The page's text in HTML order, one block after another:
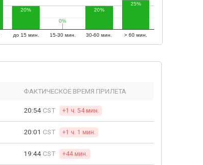
до 15 мин. 15-30 мин. 30-60 мин. > 60 мин.
20%
0%
0%
20%
25%
ФАКТИЧЕСКОЕ ВРЕМЯ ПРИЛЕТА
20:54 CST +1 ч. 54 мин.
20:01 CST +1 ч. 1 мин.
19:44 CST +44 мин.